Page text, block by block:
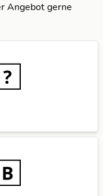
Angebot gerne